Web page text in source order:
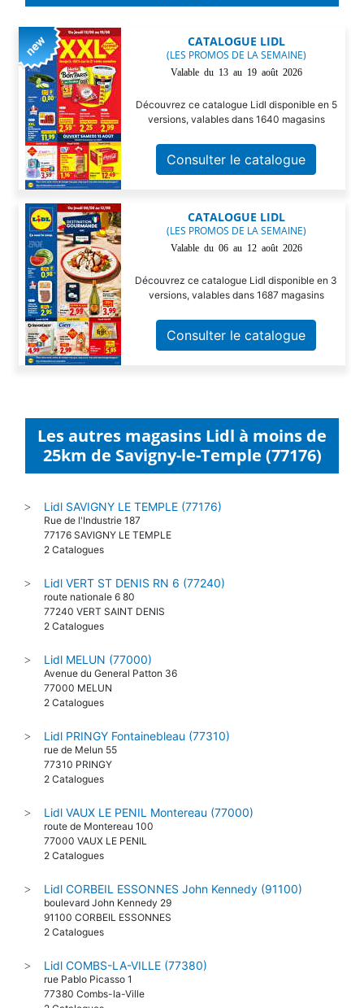
CATALOGUE LIDL
(LES PROMOS DE LA SEMAINE)
Valable du 13 au 19 août 2026
Découvrez ce catalogue Lidl disponible en 5
versions, valables dans 1640 magasins
Consulter le catalogue
CATALOGUE LIDL
(LES PROMOS DE LA SEMAINE)
Valable du 06 au 12 août 2026
Découvrez ce catalogue Lidl disponible en 3
versions, valables dans 1687 magasins
Consulter le catalogue
Les autres magasins Lidl à moins de
25km de Savigny-le-Temple (77176)
> Lidl SAVIGNY LE TEMPLE (77176)
Rue de l'Industrie 187
77176 SAVIGNY LE TEMPLE
2 Catalogues
> Lidl VERT ST DENIS RN 6 (77240)
route nationale 6 80
77240 VERT SAINT DENIS
2 Catalogues
> Lidl MELUN (77000)
Avenue du General Patton 36
77000 MELUN
2 Catalogues
> Lidl PRINGY Fontainebleau (77310)
rue de Melun 55
77310 PRINGY
2 Catalogues
> Lidl VAUX LE PENIL Montereau (77000)
route de Montereau 100
77000 VAUX LE PENIL
2 Catalogues
> Lidl CORBEIL ESSONNES John Kennedy (91100)
boulevard John Kennedy 29
91100 CORBEIL ESSONNES
2 Catalogues
> Lidl COMBS-LA-VILLE (77380)
rue Pablo Picasso 1
77380 Combs-la-Ville